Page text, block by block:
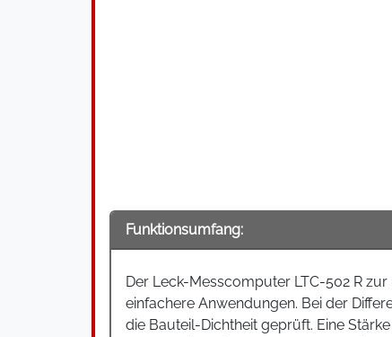
Funktionsumfang:
Der Leck-Messcomputer LTC-502 R
einfachere Anwendungen. Bei der
die Bauteil-Dichtheit geprüft. Eine